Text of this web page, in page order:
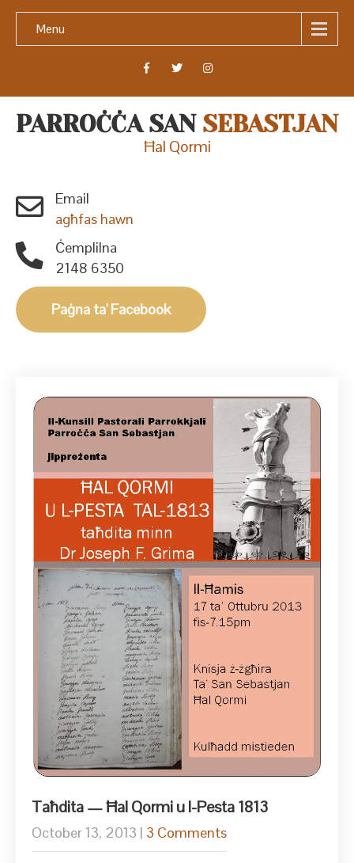
Menu
PARROĊĊA SAN SEBASTJAN
Ħal Qormi
Email
agħfas hawn
Ċemplilna
2148 6350
Paġna ta' Facebook
Taħdita — Ħal Qormi u l-Pesta 1813
October 13, 2013 | 3 Comments